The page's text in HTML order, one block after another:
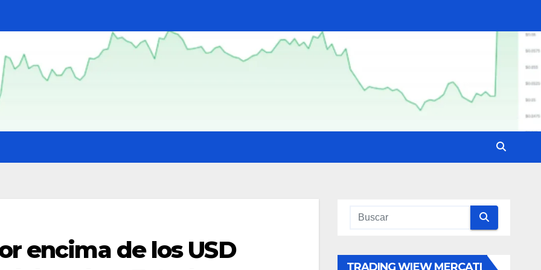
encima de los USD
TRADING WIEW MERCATI